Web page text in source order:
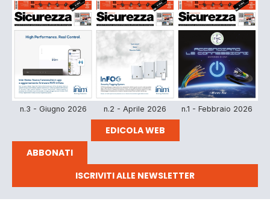
n.3 - Giugno 2026 n.2 - Aprile 2026 n.1 - Febbraio 2026
EDICOLA WEB
ABBONATI
ISCRIVITI ALLE NEWSLETTER